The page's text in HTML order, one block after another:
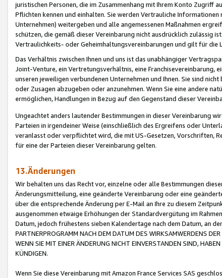
juristischen Personen, die im Zusammenhang mit Ihrem Konto
Pflichten kennen und einhalten. Sie werden Vertrauliche
Unternehmen) weitergeben und alle angemessenen Maßnahmen
schützen, die gemäß dieser Vereinbarung nicht ausdrücklich zulässig
Vertraulichkeits- oder Geheimhaltungsvereinbarungen und gilt für die
Das Verhältnis zwischen Ihnen und uns ist das unabhängiger
Joint-Venture, ein Vertretungsverhältnis, eine Franchisevereinbarung,
unseren jeweiligen verbundenen Unternehmen und Ihnen. Sie sind
oder Zusagen abzugeben oder anzunehmen. Wenn Sie eine andere
ermöglichen, Handlungen in Bezug auf den Gegenstand dieser
Ungeachtet anders lautender Bestimmungen in dieser Vereinbarung
Parteien in irgendeiner Weise (einschließlich des Ergreifens oder
veranlasst oder verpflichtet wird, die mit US-Gesetzen, Vorschriften,
für eine der Parteien dieser Vereinbarung gelten.
13.Änderungen
Wir behalten uns das Recht vor, einzelne oder alle Bestimmungen
Änderungsmitteilung, eine geänderte Vereinbarung oder eine
über die entsprechende Änderung per E-Mail an Ihre zu diesem
ausgenommen etwaige Erhöhungen der Standardvergütung im
Datum, jedoch frühestens sieben Kalendertage nach dem Datum, an
PARTNERPROGRAMM NACH DEM DATUM DES WIRKSAMWERDENS
WENN SIE MIT EINER ÄNDERUNG NICHT EINVERSTANDEN SIND,
KÜNDIGEN.
Wenn Sie diese Vereinbarung mit Amazon France Services SAS